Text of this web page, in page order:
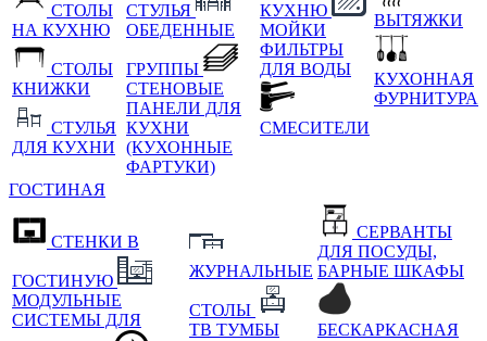
СТОЛЫ
НА КУХНЮ
СТОЛЫ
КНИЖКИ
СТУЛЬЯ
ДЛЯ КУХНИ
СТУЛЬЯ
ОБЕДЕННЫЕ
ГРУППЫ
СТЕНОВЫЕ
ПАНЕЛИ ДЛЯ
КУХНИ
(КУХОННЫЕ
ФАРТУКИ)
КУХНЮ
МОЙКИ
ФИЛЬТРЫ
ДЛЯ ВОДЫ
СМЕСИТЕЛИ
ВЫТЯЖКИ
КУХОННАЯ
ФУРНИТУРА
ГОСТИНАЯ
СТЕНКИ В
ГОСТИНУЮ
МОДУЛЬНЫЕ
СИСТЕМЫ ДЛЯ
ЖУРНАЛЬНЫЕ
СТОЛЫ
ТВ ТУМБЫ
СЕРВАНТЫ
ДЛЯ ПОСУДЫ,
БАРНЫЕ ШКАФЫ
БЕСКАРКАСНАЯ